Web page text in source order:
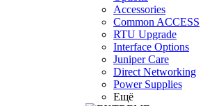
Accessories
Common ACCESS
RTU Upgrade
Interface Options
Juniper Care
Direct Networking
Power Supplies
Ещё